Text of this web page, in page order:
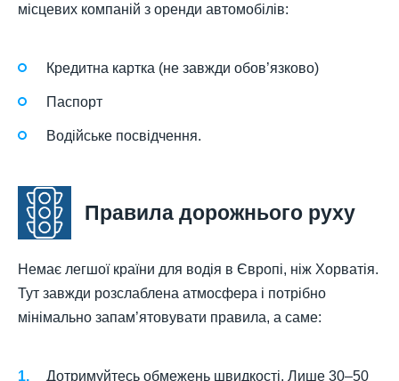
місцевих компаній з оренди автомобілів:
Кредитна картка (не завжди обов’язково)
Паспорт
Водійське посвідчення.
Правила дорожнього руху
Немає легшої країни для водія в Європі, ніж Хорватія.
Тут завжди розслаблена атмосфера і потрібно
мінімально запам’ятовувати правила, а саме:
Дотримуйтесь обмежень швидкості. Лише 30–50